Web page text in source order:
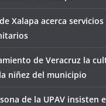
Xalapa acerca
de Veracruz la
niñez del municipio
de la UPAV insisten